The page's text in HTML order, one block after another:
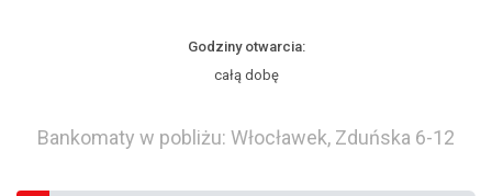
Godziny otwarcia:
całą dobę
Bankomaty w pobliżu: Włocławek, Zduńska 6-12